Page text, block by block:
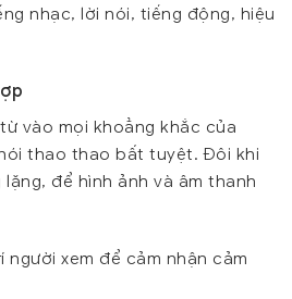
nhạc, lời nói, tiếng động, hiệu
vào mọi khoẳng khắc của
thao thao bất tuyệt. Đôi khi
để hình ảnh và âm thanh
người xem để cảm nhận cảm